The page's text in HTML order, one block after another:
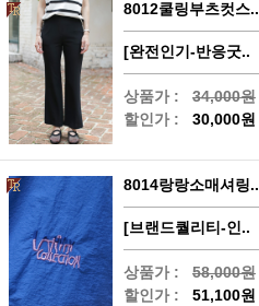
8012쿨링부츠컷스..
[완전인기-반응굿..
상품가 : 34,000원
할인가 : 30,000원
8014랑랑소매셔링..
[브랜드퀄리티-인..
상품가 : 58,000원
할인가 : 51,100원